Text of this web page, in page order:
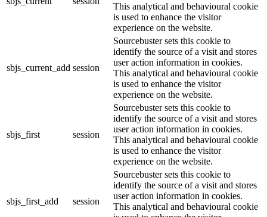
This analytical and behavioural cookie
is used to enhance the visitor
experience on the website.
sbjs_current_add session
Sourcebuster sets this cookie to
identify the source of a visit and stores
user action information in cookies.
This analytical and behavioural cookie
is used to enhance the visitor
experience on the website.
sbjs_first session
Sourcebuster sets this cookie to
identify the source of a visit and stores
user action information in cookies.
This analytical and behavioural cookie
is used to enhance the visitor
experience on the website.
sbjs_first_add session
Sourcebuster sets this cookie to
identify the source of a visit and stores
user action information in cookies.
This analytical and behavioural cookie